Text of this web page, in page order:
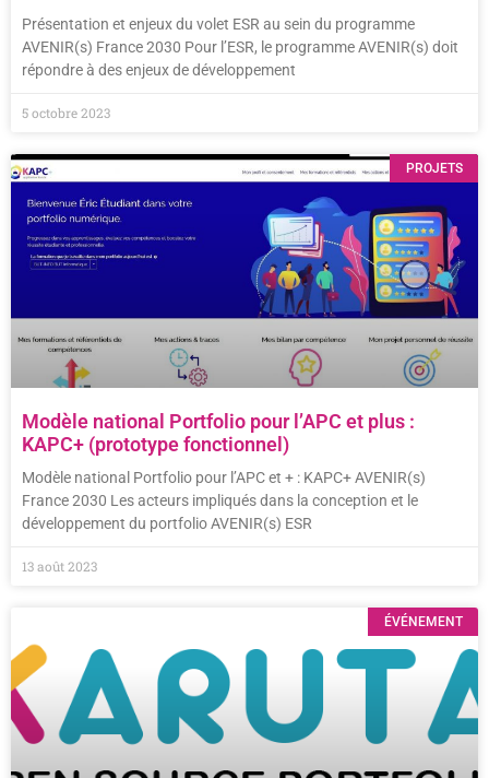
Présentation et enjeux du volet ESR au sein du programme
AVENIR(s) France 2030 Pour l’ESR, le programme AVENIR(s) doit
répondre à des enjeux de développement
5 octobre 2023
PROJETS
Modèle national Portfolio pour l’APC et plus :
KAPC+ (prototype fonctionnel)
Modèle national Portfolio pour l’APC et + : KAPC+ AVENIR(s)
France 2030 Les acteurs impliqués dans la conception et le
développement du portfolio AVENIR(s) ESR
13 août 2023
ÉVÉNEMENT